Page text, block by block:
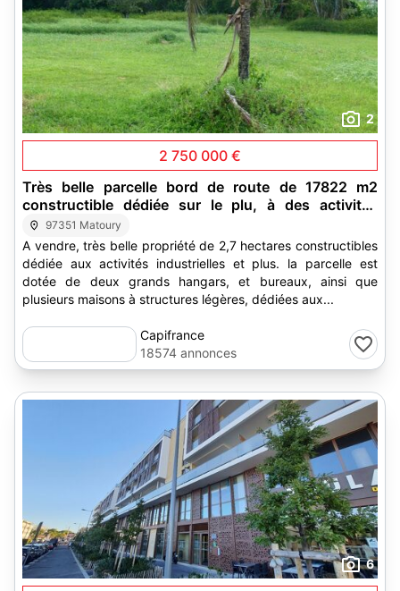
2
2 750 000 €
Très belle parcelle bord de route de 17822 m2
constructible dédiée sur le plu, à des activités
industrielles
97351 Matoury
A vendre, très belle propriété de 2,7 hectares constructibles
dédiée aux activités industrielles et plus. la parcelle est
dotée de deux grands hangars, et bureaux, ainsi que
plusieurs maisons à structures légères, dédiées aux...
Capifrance
18574 annonces
6